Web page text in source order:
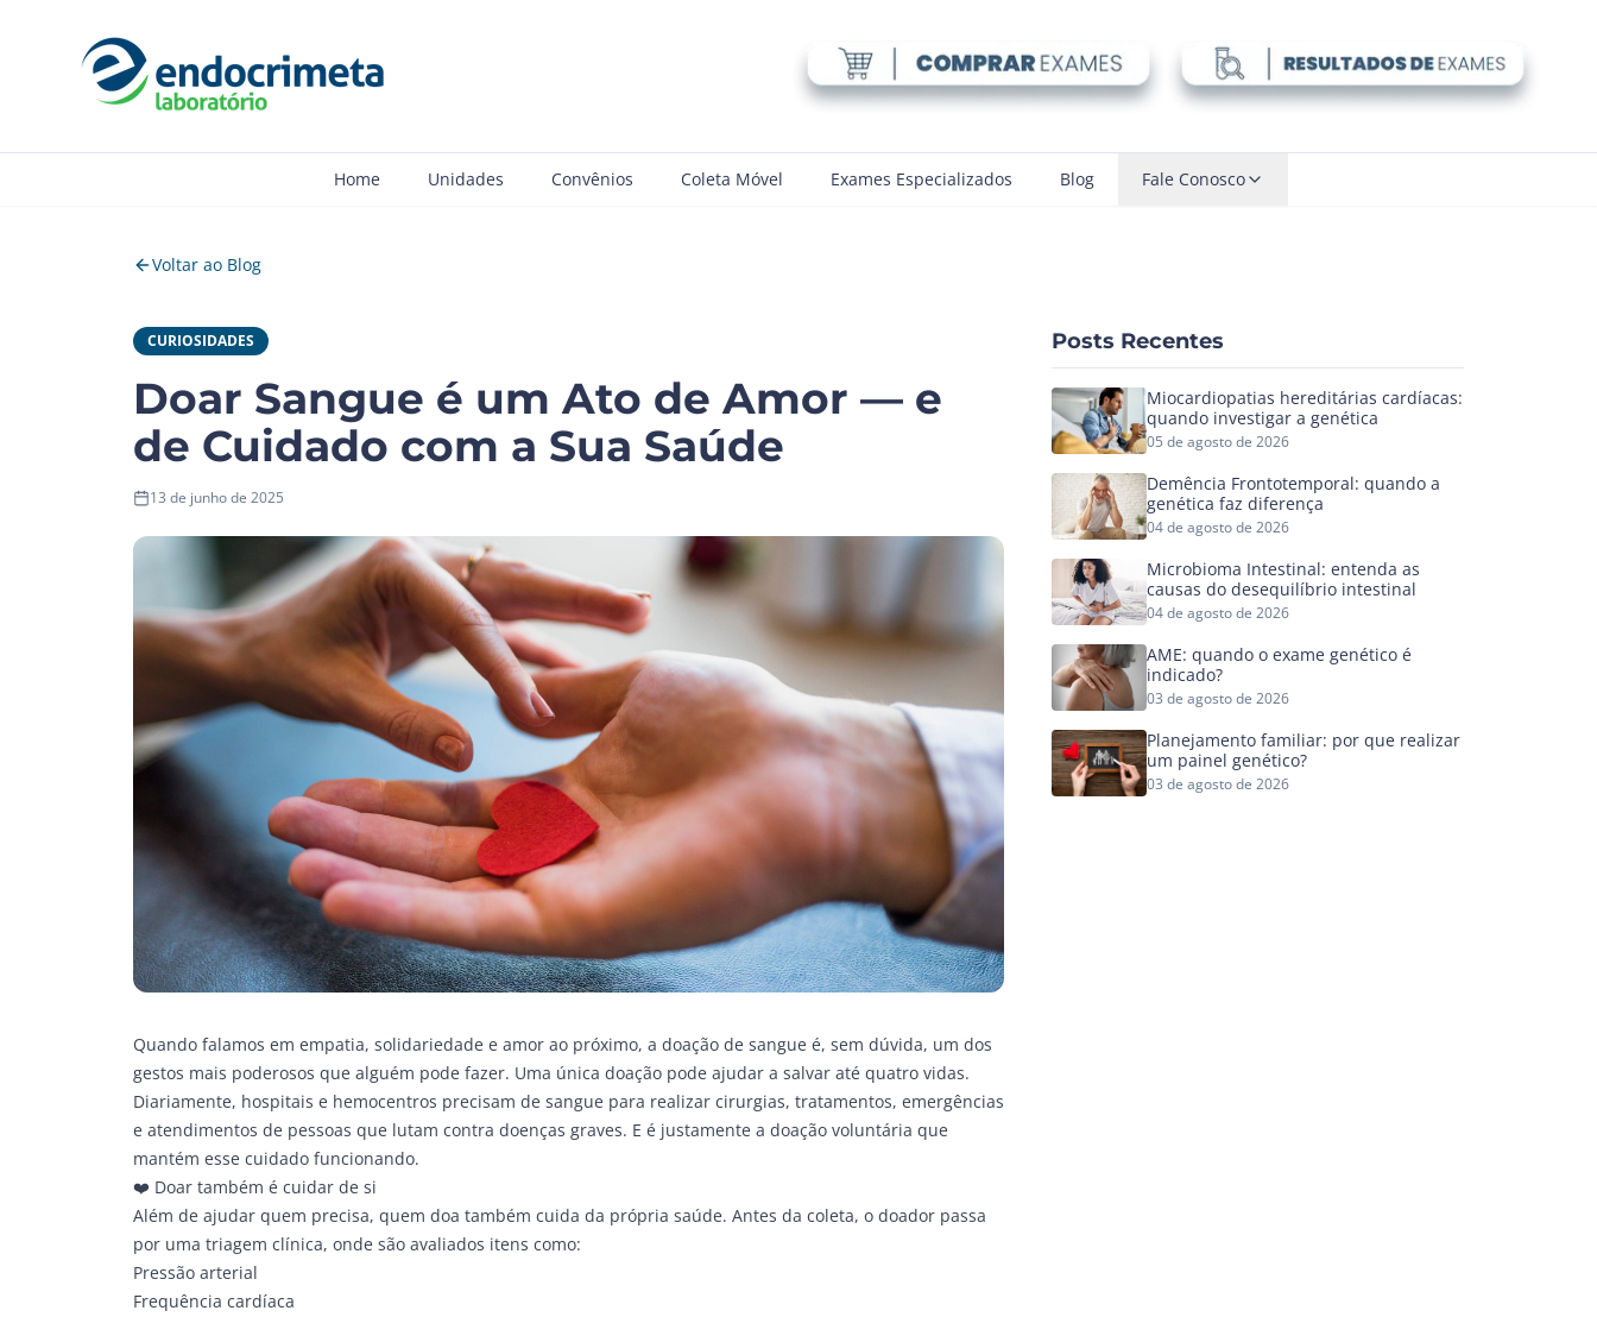
Home Unidades Convênios Coleta Móvel Exames Especializados Blog Fale Conosco
Voltar ao Blog
CURIOSIDADES
Doar Sangue é um Ato de Amor — e
de Cuidado com a Sua Saúde
13 de junho de 2025
Quando falamos em empatia, solidariedade e amor ao próximo, a doação de sangue é, sem dúvida, um dos
gestos mais poderosos que alguém pode fazer. Uma única doação pode ajudar a salvar até quatro vidas.
Diariamente, hospitais e hemocentros precisam de sangue para realizar cirurgias, tratamentos, emergências
e atendimentos de pessoas que lutam contra doenças graves. E é justamente a doação voluntária que
mantém esse cuidado funcionando.
❤️ Doar também é cuidar de si
Além de ajudar quem precisa, quem doa também cuida da própria saúde. Antes da coleta, o doador passa
por uma triagem clínica, onde são avaliados itens como:
Pressão arterial
Frequência cardíaca
Posts Recentes
Miocardiopatias hereditárias cardíacas:
quando investigar a genética
05 de agosto de 2026
Demência Frontotemporal: quando a
genética faz diferença
04 de agosto de 2026
Microbioma Intestinal: entenda as
causas do desequilíbrio intestinal
04 de agosto de 2026
AME: quando o exame genético é
indicado?
03 de agosto de 2026
Planejamento familiar: por que realizar
um painel genético?
03 de agosto de 2026